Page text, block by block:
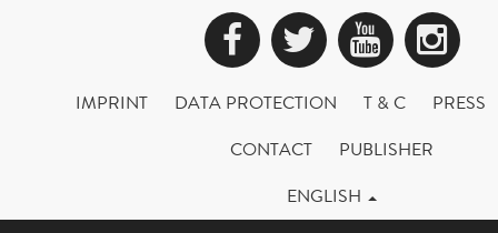
Facebook
Twitter
IMPRINT DATA PROTECTION T & C
PRESS
CONTACT
PUBLISHER
ENGLISH